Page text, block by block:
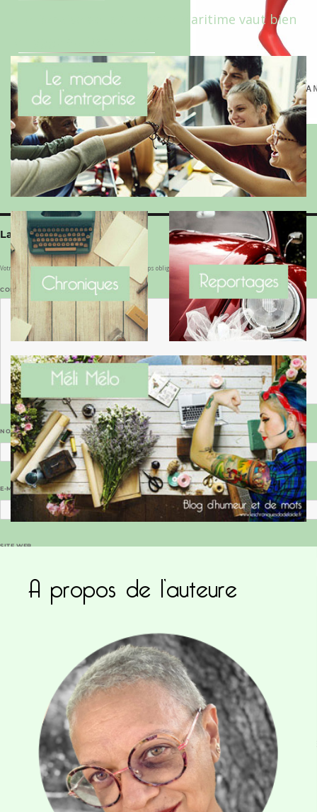
Laisser un commentaire
Votre adresse e-mail ne sera pas publiée.Les champs obligatoires sont indiqués avec
COMMENTAIRE*
NOM*
E-MAIL*
SITE WEB
Ce site utilise Akismet pour réduire les
commentaires sont traitées.
Le Benaise de la Charente-Maritime vaut bien
A propos de l’auteure